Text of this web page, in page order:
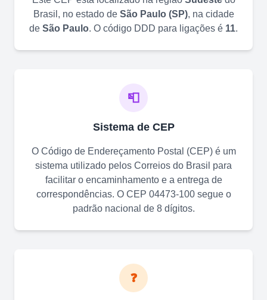
Brasil, no estado de São Paulo(SP), na cidade
de São Paulo. O código DDD para ligações é 11.
📮
Sistema de CEP
O Código de Endereçamento Postal (CEP) é um
sistema utilizado pelos Correios do Brasil para
facilitar o encaminhamento e a entrega de
correspondências. O CEP 04473-100segue o
padrão nacional de 8 dígitos.
❓